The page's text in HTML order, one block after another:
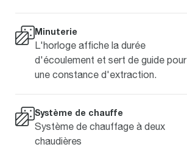
Minuterie
L'horloge affiche la durée
d'écoulement et sert de guide pour
une constance d'extraction.
Système de chauffe
Système de chauffage à deux
chaudières